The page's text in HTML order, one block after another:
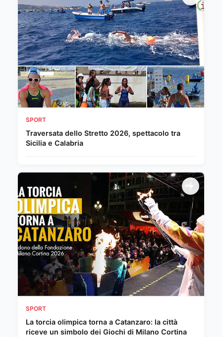
SPORT
Traversata dello Stretto 2026, spettacolo tra
Sicilia e Calabria
SPORT
La torcia olimpica torna a Catanzaro: la città
riceve un simbolo dei Giochi di Milano Cortina